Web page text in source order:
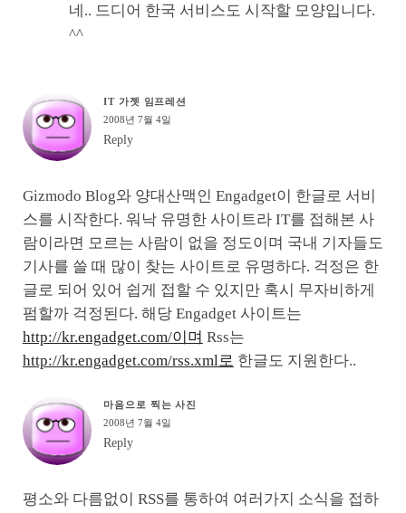
네.. 드디어 한국 서비스도 시작할 모양입니다.
^^
IT 가젯 임프레션
2008년 7월 4일
Reply
Gizmodo Blog와 양대산맥인 Engadget이 한글로 서비
스를 시작한다. 워낙 유명한 사이트라 IT를 접해본 사
람이라면 모르는 사람이 없을 정도이며 국내 기자들도
기사를 쓸 때 많이 찾는 사이트로 유명하다. 걱정은 한
글로 되어 있어 쉽게 접할 수 있지만 혹시 무자비하게
펌할까 걱정된다. 해당 Engadget 사이트는
http://kr.engadget.com/이며 Rss는
http://kr.engadget.com/rss.xml로 한글도 지원한다..
마음으로 찍는 사진
2008년 7월 4일
Reply
평소와 다름없이 RSS를 통하여 여러가지 소식을 접하